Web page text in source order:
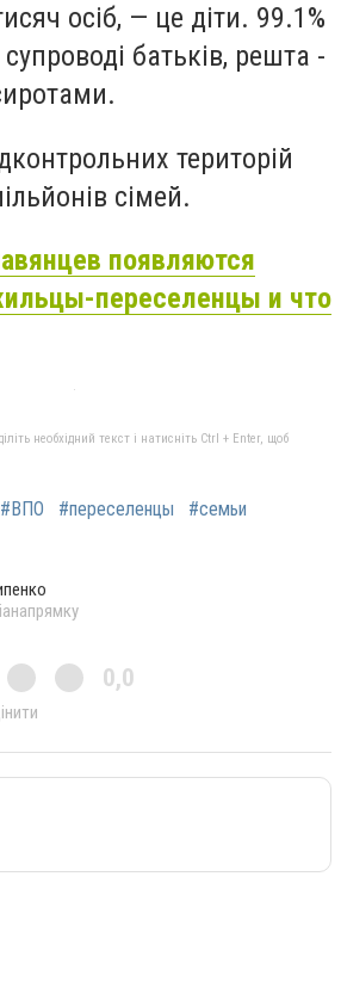
осіб, — це діти. 99.1%
батьків, решта -
територій
сімей.
появляются
переселенцы и что
необхідний текст і натисніть Ctrl + Enter, щоб
#ВПО #переселенцы
#семьи
0,0